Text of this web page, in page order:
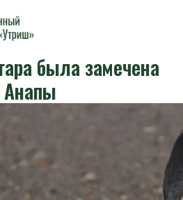
была замечена
Анапы